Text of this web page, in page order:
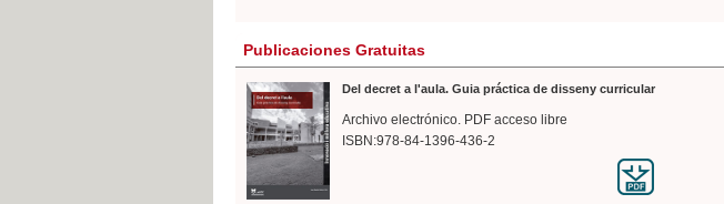
Publicaciones Gratuitas
Del decret a l'aula. Guia práctica de disseny curricular
Archivo electrónico. PDF acceso libre
ISBN:978-84-1396-436-2